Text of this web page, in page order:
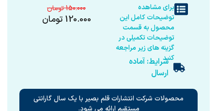
برای مشاهده
توضیحات کامل این
محصول به قسمت
توضیحات تکمیلی در
گزینه های زیر مراجعه
کنیدشرایط: آماده
ارسال
150.000
120.000 تومان
محصولات شرکت انتشارات قلم بصیر با یک سال گارانتی
مستقیم ارائه می شود.